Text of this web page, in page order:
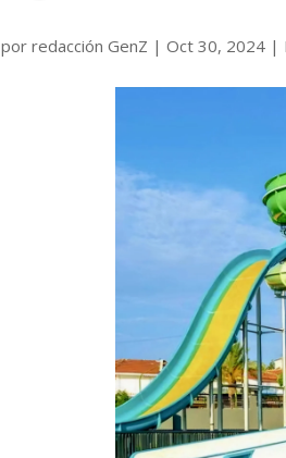
porredacción GenZ |Oct 30, 2024 |